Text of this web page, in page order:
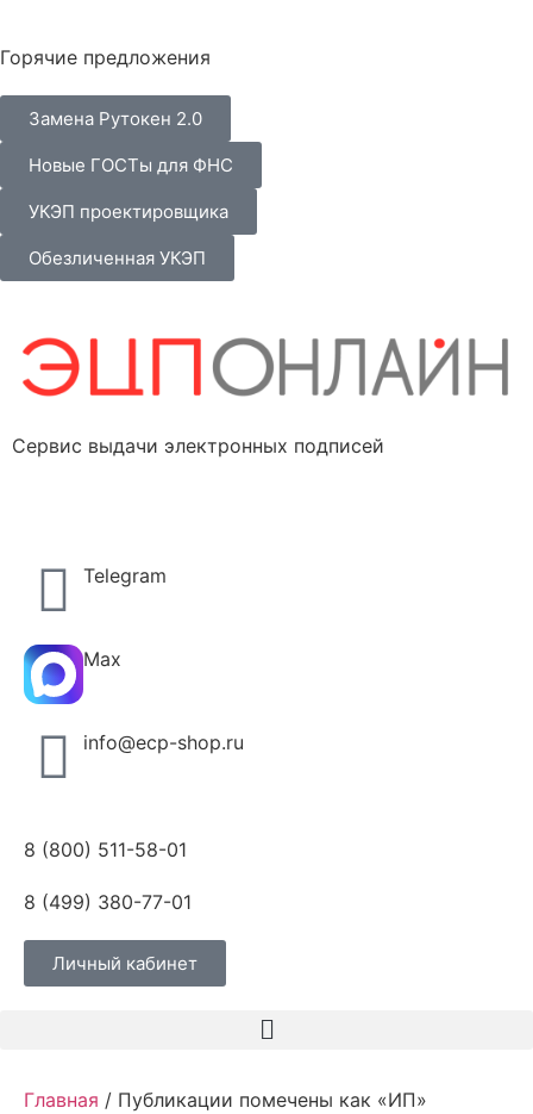
Горячие предложения
Замена Рутокен 2.0
Новые ГОСТы для ФНС
УКЭП проектировщика
Обезличенная УКЭП
Сервис выдачи электронных подписей
Telegram
Max
info@ecp-shop.ru
8 (800) 511-58-01
8 (499) 380-77-01
Личный кабинет
Главная / Публикации помечены как «ИП»